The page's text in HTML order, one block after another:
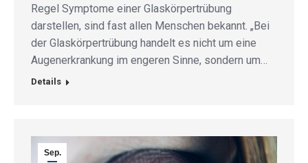
Regel Symptome einer Glaskörpertrübung
darstellen, sind fast allen Menschen bekannt. „Bei
der Glaskörpertrübung handelt es nicht um eine
Augenerkrankung im engeren Sinne, sondern um…
Details
Sep.